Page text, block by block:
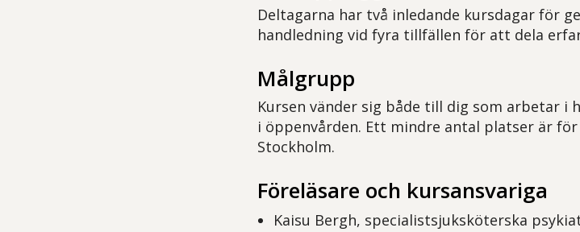
Deltagarna har två inledande kursdagar för
handledning vid fyra tillfällen för att dela
Målgrupp
Kursen vänder sig både till dig som arbetar i
i öppenvården. Ett mindre antal platser är
Stockholm.
Föreläsare och kursansvariga
Kaisu Bergh, specialistsjuksköterska